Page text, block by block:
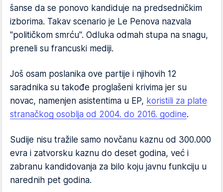
šanse da se ponovo kandiduje na predsedničkim
izborima. Takav scenario je Le Penova nazvala
"političkom smrću". Odluka odmah stupa na snagu,
preneli su francuski mediji.
Još osam poslanika ove partije i njihovih 12
saradnika su takođe proglašeni krivima jer su
novac, namenjen asistentima u EP, koristili za plate
stranačkog osoblja od 2004. do 2016. godine.
Sudije nisu tražile samo novčanu kaznu od 300.000
evra i zatvorsku kaznu do deset godina, već i
zabranu kandidovanja za bilo koju javnu funkciju u
narednih pet godina.